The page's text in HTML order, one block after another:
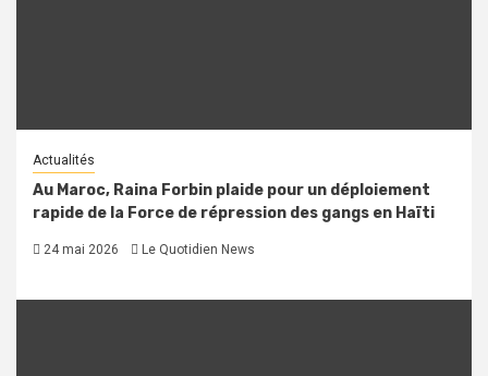
Actualités
Au Maroc, Raina Forbin plaide pour un déploiement
rapide de la Force de répression des gangs en Haïti
24 mai 2026 Le Quotidien News